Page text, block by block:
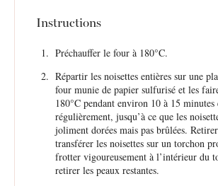
Instructions
Préchauffer le four à 180°C.
Répartir les noisettes entières sur une
four munie de papier sulfurisé et les
180°C pendant environ 10 à 15 minutes
régulièrement, jusqu’à ce que les
joliment dorées mais pas brûlées.
transférer les noisettes sur un torchon
frotter vigoureusement à l’intérieur du
retirer les peaux restantes.